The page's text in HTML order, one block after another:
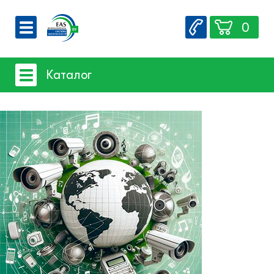
О компании
Вакансии
Контакты
0
Каталог
Системы видеонаблюдения
Системы защиты товаров от краж
Счетчики посетителей
Защита товара на стеллажах
Системы фонового озвучивания
помещений